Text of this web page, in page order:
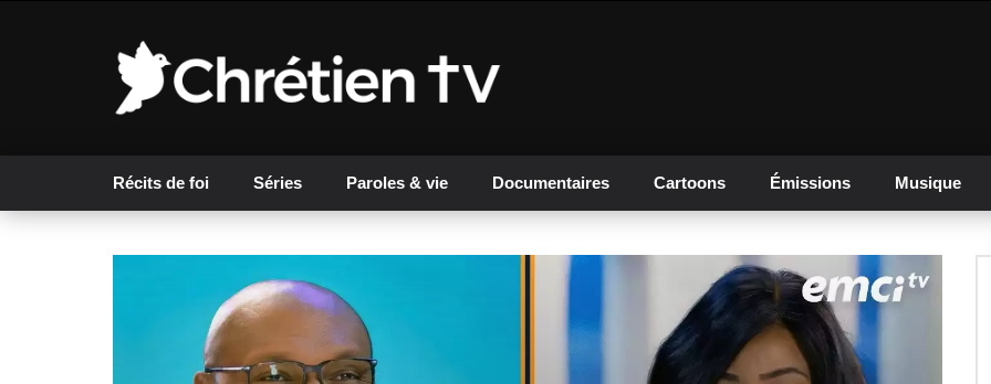
Récits de foi Séries Paroles & vie Documentaires Cartoons Émissions Musique